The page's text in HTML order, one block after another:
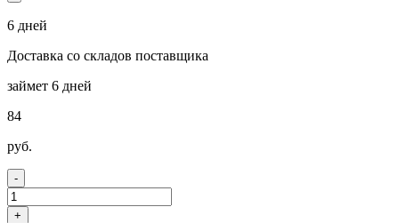
6 дней
Доставка со складов поставщика
займет 6 дней
84
руб.
-
+